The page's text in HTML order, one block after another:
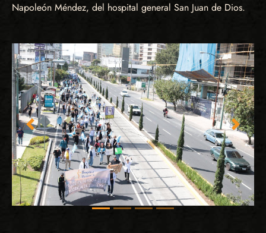
Napoleón Méndez, del hospital general San Juan de Dios.
Imagen anterior